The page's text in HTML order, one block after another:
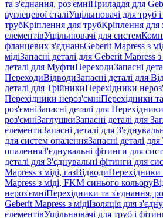
та з'єднання, роз'ємніПриладдя для
вуглецевої сталіУщільнювачі для труб і
трубКріплення для трубКріплення для
елементівУщільнювачі для систем
фланцевих з'єднаньGeberit Mapress з
мідіЗапасні деталі для Geberit Mapress з
деталі для МуфтиПереходиЗапасні
ПереходиВідводиЗапасні деталі для
деталі для ТрійникиПерехідники
Перехідники нероз'ємніПерехідники
роз'ємніЗапасні деталі для
роз'ємніЗаглушкиЗапасні деталі для
елементиЗапасні деталі для
для систем опаленняЗапасні деталі
опаленняЗ'єднувальні фітинги для
деталі для З'єднувальні фітинги для
Mapress з міді, газВідводиПерехідники
Mapress з міді, FKM синього кольору
нероз'ємніПерехідники та з'єднання,
Geberit Mapress з мідіІзоляція для
елементівУщільнювачі для труб і